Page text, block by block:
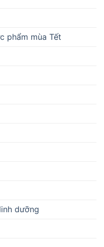
phẩm mùa Tết
dưỡng